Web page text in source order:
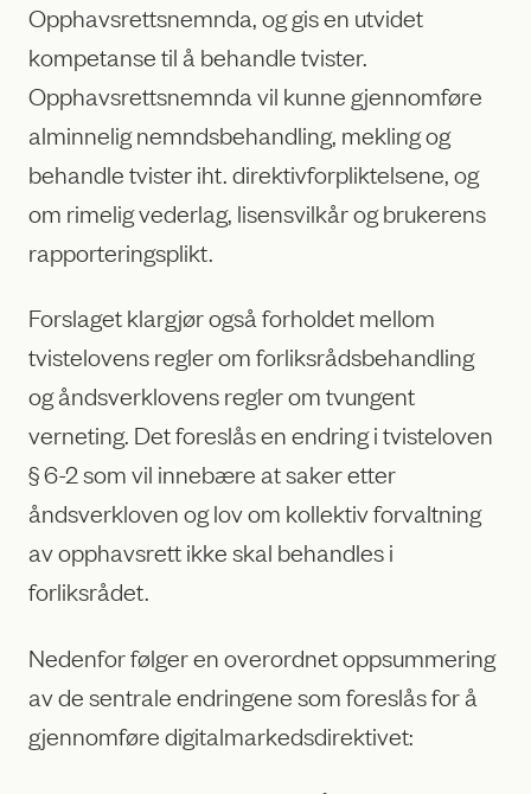
Opphavsrettsnemnda, og gis en utvidet
kompetanse til å behandle tvister.
Opphavsrettsnemnda vil kunne gjennomføre
alminnelig nemndsbehandling, mekling og
behandle tvister iht. direktivforpliktelsene, og
om rimelig vederlag, lisensvilkår og brukerens
rapporteringsplikt.
Forslaget klargjør også forholdet mellom
tvistelovens regler om forliksrådsbehandling
og åndsverklovens regler om tvungent
verneting. Det foreslås en endring i tvisteloven
§ 6-2 som vil innebære at saker etter
åndsverkloven og lov om kollektiv forvaltning
av opphavsrett ikke skal behandles i
forliksrådet.
Nedenfor følger en overordnet oppsummering
av de sentrale endringene som foreslås for å
gjennomføre digitalmarkedsdirektivet: